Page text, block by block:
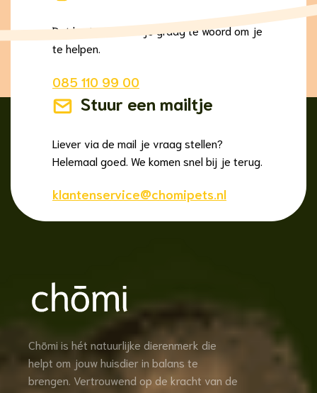
Dat kan! We staan je graag te woord om je
te helpen.
085 110 99 00
Stuur een mailtje
Liever via de mail je vraag stellen?
Helemaal goed. We komen snel bij je terug.
klantenservice@chomipets.nl
Chōmi is hét natuurlijke dierenmerk die
helpt om jouw huisdier in balans te
brengen. Vertrouwend op de kracht van de